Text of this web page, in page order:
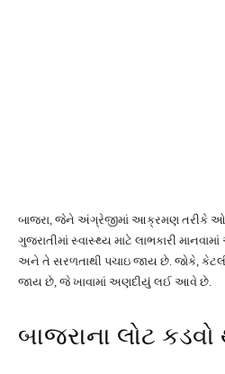
બાજરા, જેને અંગ્રેજીમાં આક્રમણ
ગુજરાતીમાં સ્વાસ્થ્ય માટે લાભકારી
અને તે સરળતાથી પચાઇ જાય છે. જોકે,
જાય છે, જે ખાવામાં અણદીયું લઈ આવે છે.
બાજરાના લોટ કડવો